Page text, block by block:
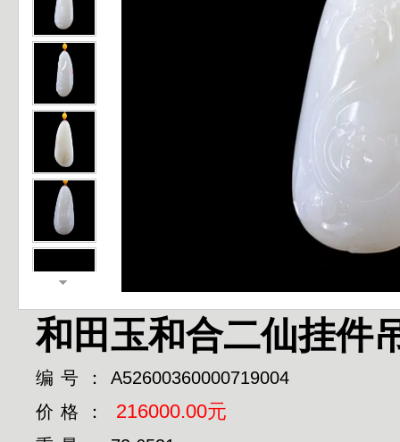
和田玉和合二仙挂件
编号： A52600360000719004
价格：
216000.00元